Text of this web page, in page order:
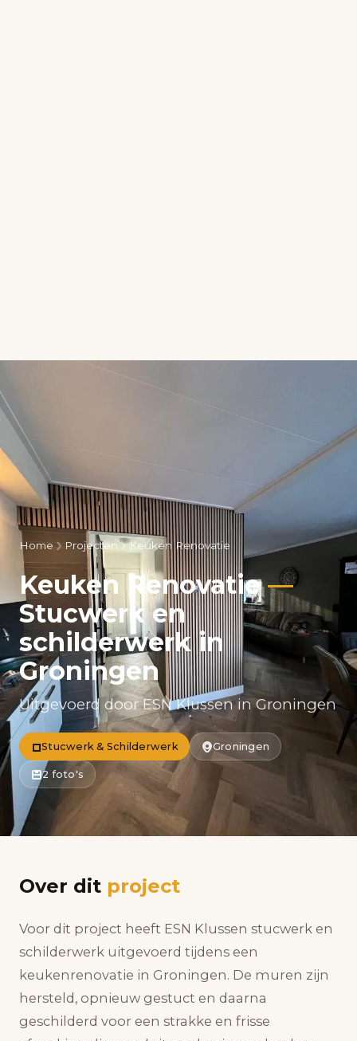
Home Projecten Keuken Renovatie
Keuken Renovatie—
Stucwerk en
schilderwerk in
Groningen
Uitgevoerd door ESN Klussen in Groningen
Stucwerk & Schilderwerk Groningen
2 foto's
Over dit project
Voor dit project heeft ESN Klussen stucwerk en
schilderwerk uitgevoerd tijdens een
keukenrenovatie in Groningen. De muren zijn
hersteld, opnieuw gestuct en daarna
geschilderd voor een strakke en frisse